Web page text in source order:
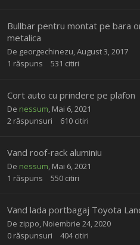
Bullbar pentru montat pe bara
metalica
De georgechinezu August 3, 2017
1 răspuns 531 citiri
Cort auto cu prindere pe plafon
De nessum Mai 6, 2021
2 răspunsuri 610 citiri
Vand roof-rack aluminiu
De nessum Mai 6, 2021
1 răspuns 550 citiri
Vand lada portbagaj Toyota
De zippo Noiembrie 24, 2020
0 răspunsuri 404 citiri